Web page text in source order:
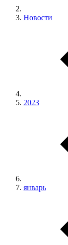
Новости
2023
январь